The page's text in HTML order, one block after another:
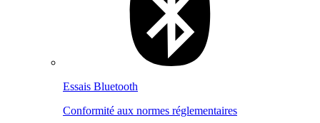
Essais Bluetooth
Conformité aux normes réglementaires